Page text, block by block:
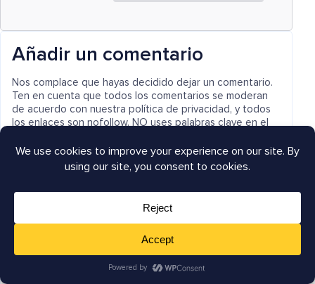
Añadir un comentario
Nos complace que hayas decidido dejar un comentario.
Ten en cuenta que todos los comentarios se moderan
de acuerdo con nuestra política de privacidad, y todos
los enlaces son nofollow. NO uses palabras clave en el
personal y significativa.